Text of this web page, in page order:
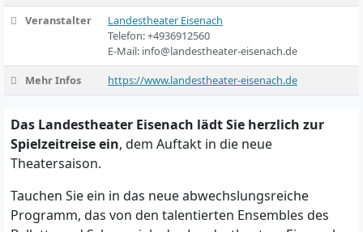
Veranstalter
Landestheater Eisenach
Telefon:+4936912560
E-Mail: info@landestheater-eisenach.de
Mehr Infos
https://www.landestheater-eisenach.de
Das Landestheater Eisenach lädt Sie herzlich zur
Spielzeitreise ein, dem Auftakt in die neue
Theatersaison.
Tauchen Sie ein in das neue abwechslungsreiche
Programm, das von den talentierten Ensembles des